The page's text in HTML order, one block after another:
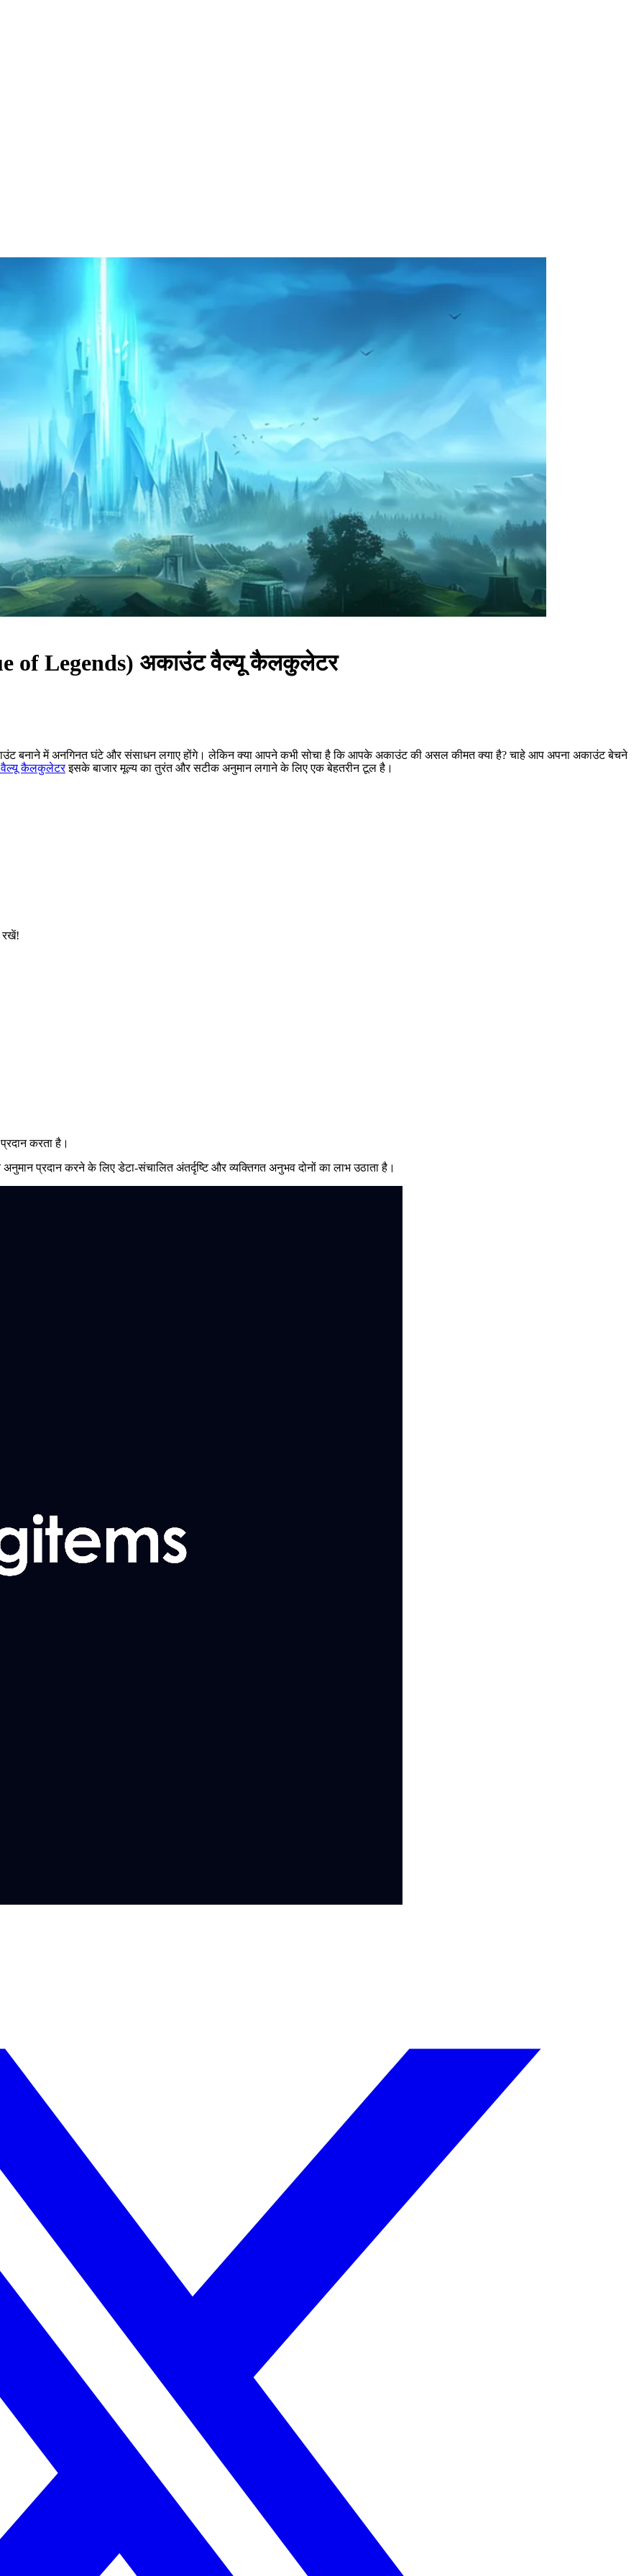
of Legends) अकाउंट वैल्यू कैलकुलेटर
बनाने में अनगिनत घंटे और संसाधन लगाए होंगे। लेकिन क्या आपने कभी सोचा है कि आपके अकाउंट की असल कीमत क्या है? चाहे आप अपना अकाउंट बेचने
कैलकुलेटरइसके बाजार मूल्य का तुरंत और सटीक अनुमान लगाने के लिए एक बेहतरीन टूल है।
रखें!
करता है।
प्रदान करने के लिए डेटा-संचालित अंतर्दृष्टि और व्यक्तिगत अनुभव दोनों का लाभ उठाता है।